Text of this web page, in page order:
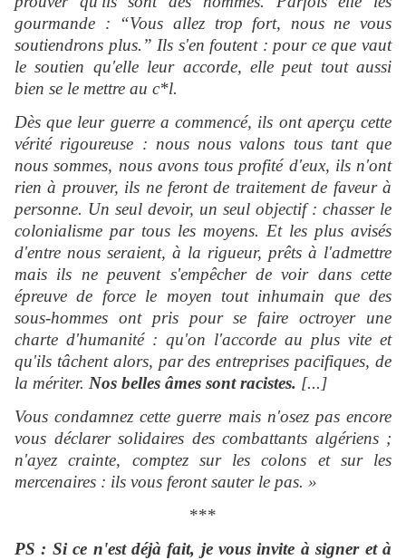
gourmande : “Vous allez trop fort, nous ne vous
soutiendrons plus.” Ils s'en foutent : pour ce que vaut
le soutien qu'elle leur accorde, elle peut tout aussi
bien se le mettre au c*l.
Dès que leur guerre a commencé, ils ont aperçu cette
vérité rigoureuse : nous nous valons tous tant que
nous sommes, nous avons tous profité d'eux, ils n'ont
rien à prouver, ils ne feront de traitement de faveur à
personne. Un seul devoir, un seul objectif : chasser le
colonialisme par tous les moyens. Et les plus avisés
d'entre nous seraient, à la rigueur, prêts à l'admettre
mais ils ne peuvent s'empêcher de voir dans cette
épreuve de force le moyen tout inhumain que des
sous-hommes ont pris pour se faire octroyer une
charte d'humanité : qu'on l'accorde au plus vite et
qu'ils tâchent alors, par des entreprises pacifiques, de
la mériter. Nos belles âmes sont racistes. [...]
Vous condamnez cette guerre mais n'osez pas encore
vous déclarer solidaires des combattants algériens ;
n'ayez crainte, comptez sur les colons et sur les
mercenaires : ils vous feront sauter le pas. »
***
PS : Si ce n'est déjà fait, je vous invite à signer et à